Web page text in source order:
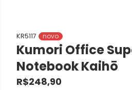
KR5117 novo
Kumori Office
Notebook Kaihō
R$248,90